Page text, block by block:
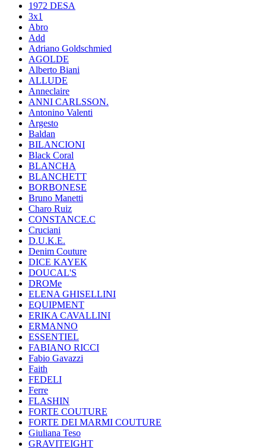
1972 DESA
3x1
Abro
Add
Adriano Goldschmied
AGOLDE
Alberto Biani
ALLUDE
Anneclaire
ANNI CARLSSON.
Antonino Valenti
Argesto
Baldan
BILANCIONI
Black Coral
BLANCHA
BLANCHETT
BORBONESE
Bruno Manetti
Charo Ruiz
CONSTANCE.C
Cruciani
D.U.K.E.
Denim Couture
DICE KAYEK
DOUCAL'S
DROMe
ELENA GHISELLINI
EQUIPMENT
ERIKA CAVALLINI
ERMANNO
ESSENTIEL
FABIANO RICCI
Fabio Gavazzi
Faith
FEDELI
Ferre
FLASHIN
FORTE COUTURE
FORTE DEI MARMI COUTURE
Giuliana Teso
GRAVITEIGHT